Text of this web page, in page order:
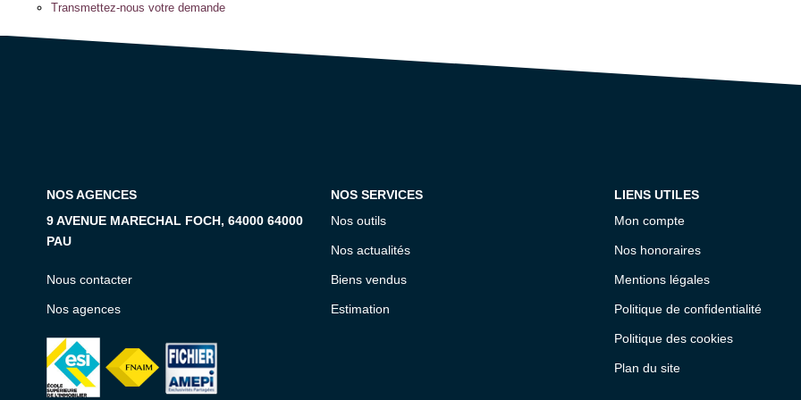
Transmettez-nous votre demande
NOS AGENCES
9 AVENUE MARECHAL FOCH, 64000 64000
PAU
Nous contacter
Nos agences
NOS SERVICES
Nos outils
Nos actualités
Biens vendus
Estimation
LIENS UTILES
Mon compte
Nos honoraires
Mentions légales
Politique de confidentialité
Politique des cookies
Plan du site